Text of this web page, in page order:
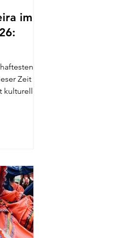
im
Zeit
mit
aus
Von der